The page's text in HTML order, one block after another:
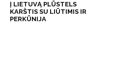
Į LIETUVĄ PLŪSTELS
KARŠTIS SU LIŪTIMIS IR
PERKŪNIJA